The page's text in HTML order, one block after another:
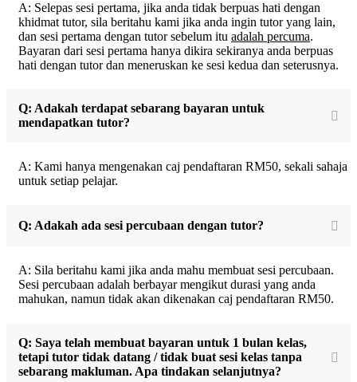
A: Selepas sesi pertama, jika anda tidak berpuas hati dengan
khidmat tutor, sila beritahu kami jika anda ingin tutor yang lain,
dan sesi pertama dengan tutor sebelum itu adalah percuma.
Bayaran dari sesi pertama hanya dikira sekiranya anda berpuas
hati dengan tutor dan meneruskan ke sesi kedua dan seterusnya.
Q: Adakah terdapat sebarang bayaran untuk
mendapatkan tutor?
A: Kami hanya mengenakan caj pendaftaran RM50, sekali sahaja
untuk setiap pelajar.
Q: Adakah ada sesi percubaan dengan tutor?
A: Sila beritahu kami jika anda mahu membuat sesi percubaan.
Sesi percubaan adalah berbayar mengikut durasi yang anda
mahukan, namun tidak akan dikenakan caj pendaftaran RM50.
Q: Saya telah membuat bayaran untuk 1 bulan kelas,
tetapi tutor tidak datang / tidak buat sesi kelas tanpa
sebarang makluman. Apa tindakan selanjutnya?